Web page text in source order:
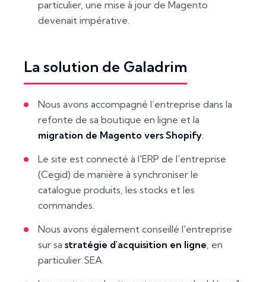
particulier, une mise à jour de Magento
devenait impérative.
La solution de Galadrim
Nous avons accompagné l’entreprise dans la
refonte de sa boutique en ligne et la
migration de Magento vers Shopify.
Le site est connecté à l'ERP de l'entreprise
(Cegid) de manière à synchroniser le
catalogue produits, les stocks et les
commandes.
Nous avons également conseillé l'entreprise
sur sa stratégie d'acquisition en ligne, en
particulier SEA.